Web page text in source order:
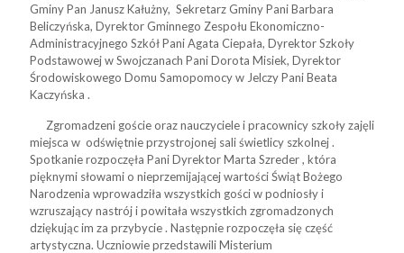
Gminy Pan Janusz Kałużny, Sekretarz Gminy Pani Barbara
Beliczyńska, Dyrektor Gminnego Zespołu Ekonomiczno-
Administracyjnego Szkół Pani Agata Ciepała, Dyrektor Szkoły
Podstawowej w Swojczanach Pani Dorota Misiek, Dyrektor
Środowiskowego Domu Samopomocy w Jelczy Pani Beata
Kaczyńska .
Zgromadzeni goście oraz nauczyciele i pracownicy szkoły zajęli
miejsca w odświętnie przystrojonej sali świetlicy szkolnej .
Spotkanie rozpoczęła Pani Dyrektor Marta Szreder , która
pięknymi słowami o nieprzemijającej wartości Świąt Bożego
Narodzenia wprowadziła wszystkich gości w podniosły i
wzruszający nastrój i powitała wszystkich zgromadzonych
dziękując im za przybycie . Następnie rozpoczęła się część
artystyczna. Uczniowie przedstawili Misterium